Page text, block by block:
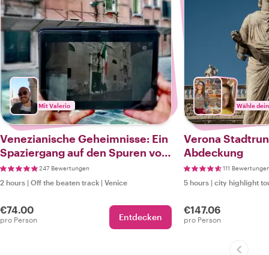
Mit Valerio
Venezianische Geheimnisse: Ein
Spaziergang auf den Spuren von
Commissario Brunetti von Donna
Leon
247 Bewertungen
2 hours | Off the beaten track | Venice
€74.00
pro Person Entdecken
Wähle
Verona
Abdeckung
111
5 hours | city highlight
€147.06
pro Person